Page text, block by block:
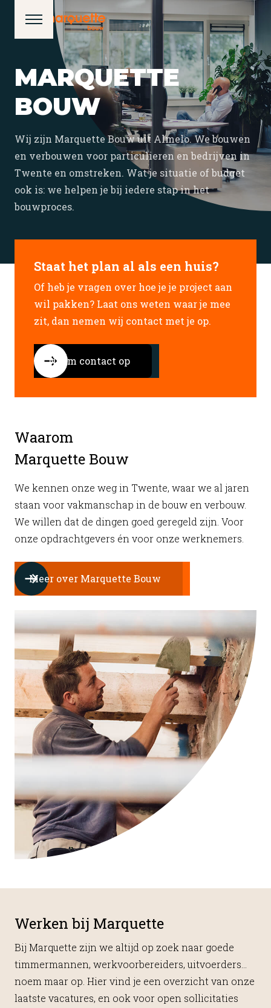
MARQUETTE
BOUW
Wij zijn Marquette Bouw uit Almelo. We bouwen
en verbouwen voor particulieren en bedrijven in
Twente en omstreken. Wat je situatie of budget
ook is: we helpen je bij iedere stap in het
bouwproces.
Staat het plan al als een huis?
Of heb je vragen over hoe je je project aan
wil pakken? Laat ons weten waar je mee
zit, dan nemen wij contact met je op.
Neem contact op
Waarom
Marquette Bouw
We kennen onze weg in Twente, waar we al jaren
staan voor vakmanschap in de bouw en verbouw.
We willen dat de dingen goed geregeld zijn. Voor
onze opdrachtgevers én voor onze werknemers.
Meer over Marquette Bouw
Werken bij Marquette
Bij Marquette zijn we altijd op zoek naar goede
timmermannen, werkvoorbereiders, uitvoerders…
noem maar op. Hier vind je een overzicht van onze
laatste vacatures, en ook voor open sollicitaties